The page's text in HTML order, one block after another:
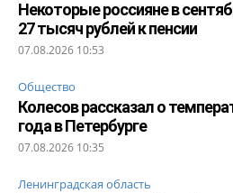
Некоторые россияне в
27 тысяч рублей к пенсии
07.08.2026 10:53
Общество
Колесов рассказал о
года в Петербурге
07.08.2026 10:35
Ленинградская область